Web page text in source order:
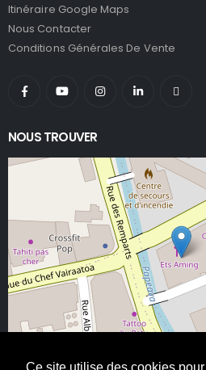
Itinéraire Google Maps
Nous Contacter
Conditions Générales De Vente
NOUS TROUVER